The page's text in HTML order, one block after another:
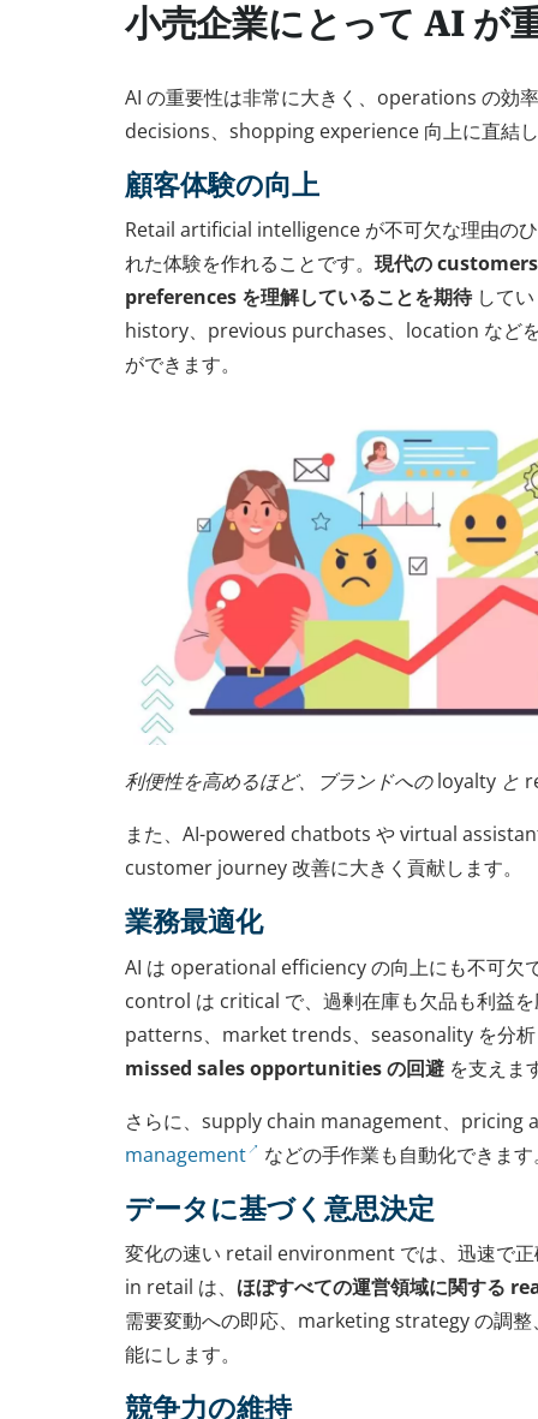
小売企業にとって AI が
AI の重要性は非常に大きく、operations の効
decisions、shopping experience 向上に直結
顧客体験の向上
Retail artificial intelligence が不可欠な理由の
れた体験を作れることです。 現代の
preferences を理解していることを期待してい
history、previous purchases、location など
ができます。
利便性を高めるほど、ブランドへの loyalty と
また、AI-powered chatbots や virtual
customer journey 改善に大きく貢献します。
業務最適化
AI は operational efficiency の向上にも不可欠
control は critical で、過剰在庫も欠品も利益
patterns、market trends、seasonality を分
missed sales opportunities の回避 を支えま
さらに、supply chain management、pricing
management
などの手作業も自動化できます
データに基づく意思決定
変化の速い retail environment では、迅速で正
in retail は、 ほぼすべての運営領域に関する
需要変動への即応、marketing strategy の調
能にします。
競争力の維持